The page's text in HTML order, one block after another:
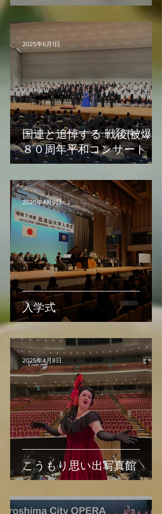
国連と追悼する 戦後(被爆)
８０周年平和コンサート
2025年6月1日
入学式
2025年4月9日
こうもり思い出写真館
2025年4月8日